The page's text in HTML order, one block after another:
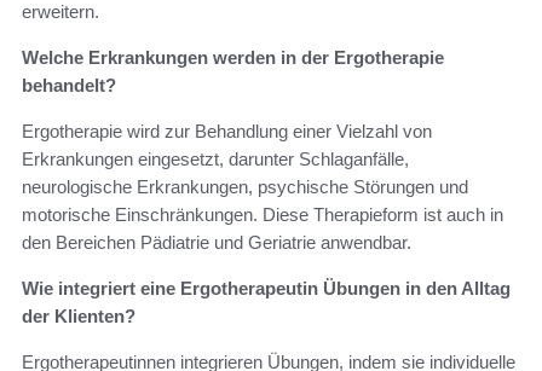
erweitern.
Welche Erkrankungen werden in der Ergotherapie
behandelt?
Ergotherapie wird zur Behandlung einer Vielzahl von
Erkrankungen eingesetzt, darunter Schlaganfälle,
neurologische Erkrankungen, psychische Störungen und
motorische Einschränkungen. Diese Therapieform ist auch in
den Bereichen Pädiatrie und Geriatrie anwendbar.
Wie integriert eine Ergotherapeutin Übungen in den Alltag
der Klienten?
Ergotherapeutinnen integrieren Übungen, indem sie individuelle